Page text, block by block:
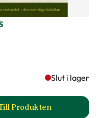
Slut i lager
Produkten
till Kattgräs